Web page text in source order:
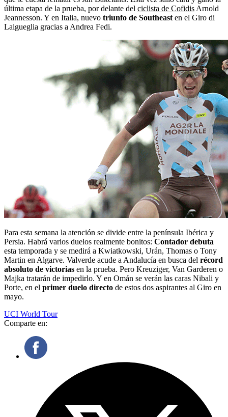
última etapa de la prueba, por delante del ciclista de Cofidis Arnold
Jeannesson. Y en Italia, nuevo triunfo de Southeast en el Giro di
Laigueglia gracias a Andrea Fedi.
Para esta semana la atención se divide entre la península Ibérica y
Persia. Habrá varios duelos realmente bonitos: Contador debuta
esta temporada y se medirá a Kwiatkowski, Urán, Thomas o Tony
Martin en Algarve. Valverde acude a Andalucía en busca del récord
absoluto de victorias en la prueba. Pero Kreuziger, Van Garderen o
Majka tratarán de impedirlo. Y en Omán se verán las caras Nibali y
Porte, en el primer duelo directo de estos dos aspirantes al Giro en
mayo.
UCI World Tour
Comparte en: